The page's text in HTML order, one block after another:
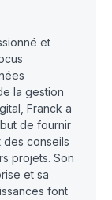
et
la gestion
Franck a
de fournir
conseils
projets. Son
et sa
font